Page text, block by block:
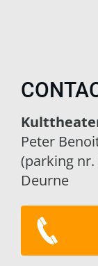
Peter
(parking nr.
Deurne